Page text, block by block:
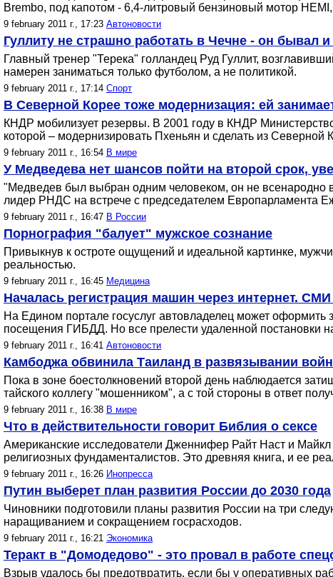
Brembo, под капотом - 6,4-литровый бензиновый мотор
9 february 2011 г., 17:23 Автоновости
Гуллиту не страшно работать в Чечне - он бывал
Главный тренер "Терека" голландец Руд Гуллит,
намерен заниматься только футболом, а не политикой.
9 february 2011 г., 17:14 Спорт
В Северной Корее тоже модернизация: ей
КНДР мобилизует резервы. В 2001 году в КНДР
которой – модернизировать Пхеньян и сделать из Северной
9 february 2011 г., 16:54 В мире
У Медведева нет шансов пойти на второй срок,
"Медведев был выбран одним человеком, он не всенародно
лидер РНДС на встрече с председателем Европарламента
9 february 2011 г., 16:47 В России
Порнография "балует" мужское сознание
Привыкнув к остроте ощущений и идеальной картинке,
реальностью.
9 february 2011 г., 16:45 Медицина
Началась регистрация машин через интернет.
На Едином портале госуслуг автовладелец может
посещения ГИБДД. Но все прелести удаленной постановки
9 february 2011 г., 16:41 Автоновости
Камбоджа обвинила Таиланд в развязывании
Пока в зоне боестолкновений второй день наблюдается
тайского коллегу "мошенником", а с той стороны в ответ
9 february 2011 г., 16:38 В мире
Что в действительности говорит Библия о сексе
Американские исследователи Дженнифер Райт Наст и Майкл
религиозных фундаменталистов. Это древняя книга, и ее
9 february 2011 г., 16:26 Инопресса
Путин выберет план развития России до 2030 года
Чиновники подготовили планы развития России на три
наращиванием и сокращением госрасходов.
9 february 2011 г., 16:21 Экономика
Теракт в "Домодедово" - это провал в работе
Взрыв удалось бы предотвратить, если бы у оперативных